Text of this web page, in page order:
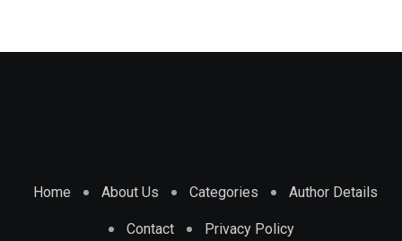
Home About Us Categories Author Details
Contact Privacy Policy